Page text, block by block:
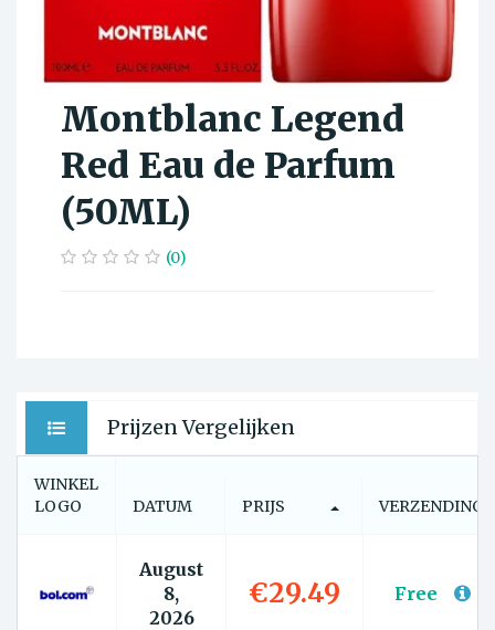
Montblanc Legend
Red Eau de Parfum
(50ML)
(0)
Prijzen Vergelijken
WINKEL
LOGO
DATUM PRIJS VERZENDING
August
8,
2026
€29.49 Free